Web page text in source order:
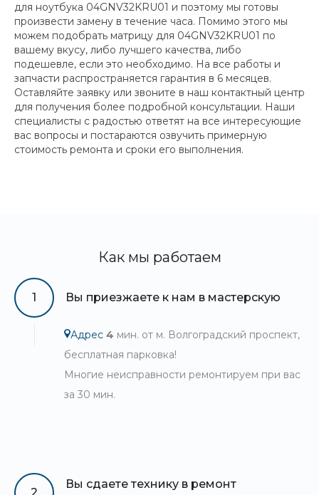
для ноутбука 04GNV32KRU01 и поэтому мы готовы
произвести замену в течение часа. Помимо этого мы
можем подобрать матрицу для 04GNV32KRU01 по
вашему вкусу, либо лучшего качества, либо
подешевле, если это необходимо. На все работы и
запчасти распространяется гарантия в 6 месяцев.
Оставляйте заявку или звоните в наш контактный центр
для получения более подробной консультации. Наши
специалисты с радостью ответят на все интересующие
вас вопросы и постараются озвучить примерную
стоимость ремонта и сроки его выполнения.
Как мы работаем
1 Вы приезжаете к нам в мастерскую
Адрес 4 мин. от м. Волгоградский проспект,
бесплатная парковка!
Многие неисправности ремонтируем при вас
за 30 мин.
Вы сдаете технику в ремонт